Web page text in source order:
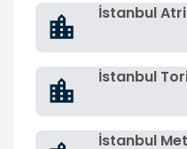
İstanbul
İstanbul
İstanbul